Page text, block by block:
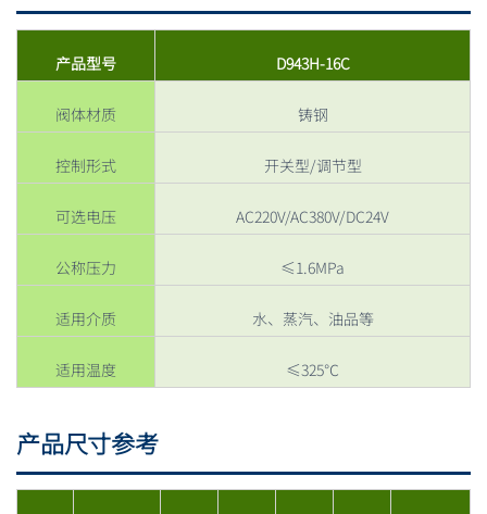
产品型号 D943H-16C
阀体材质 铸钢
控制形式 开关型/调节型
可选电压 AC220V/AC380V/DC24V
公称压力 ≤1.6MPa
适用介质 水、蒸汽、油品等
适用温度 ≤325℃
产品尺寸参考